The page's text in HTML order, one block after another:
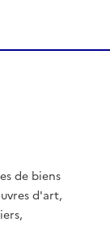
de biens
d'art,